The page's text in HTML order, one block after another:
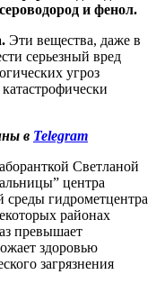
и фенол.
Эти вещества, даже в
серьезный вред
угроз
в Telegram
Светланой
центра
гидрометцентра
районах
превышает
здоровью
загрязнения